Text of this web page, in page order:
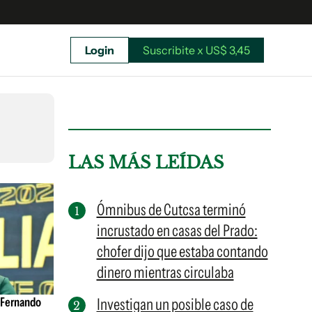
Suscribite x US$ 3,45
Login Suscribite x US$ 3,45
LAS MÁS LEÍDAS
Ómnibus de Cutcsa terminó
incrustado en casas del Prado:
chofer dijo que estaba contando
dinero mientras circulaba
Investigan un posible caso de